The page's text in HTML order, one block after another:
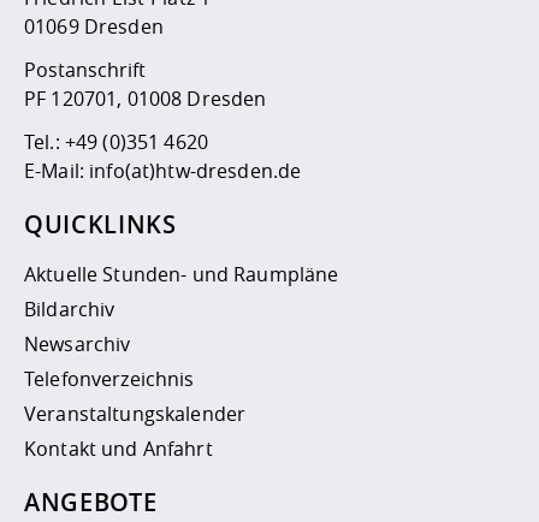
01069 Dresden
Postanschrift
PF 120701, 01008 Dresden
Tel.: +49 (0)351 4620
E-Mail: info(at)htw-dresden.de
QUICKLINKS
Aktuelle Stunden- und Raumpläne
Bildarchiv
Newsarchiv
Telefonverzeichnis
Veranstaltungskalender
Kontakt und Anfahrt
ANGEBOTE